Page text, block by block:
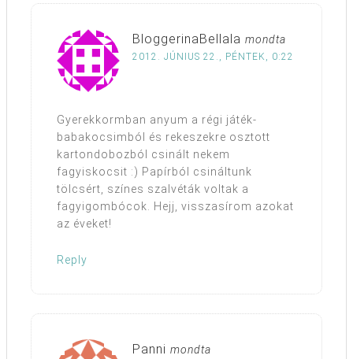
BloggerinaBellala mondta
2012. JÚNIUS 22., PÉNTEK, 0:22
Gyerekkormban anyum a régi játék-
babakocsimból és rekeszekre osztott
kartondobozból csinált nekem
fagyiskocsit :) Papírból csináltunk
tölcsért, színes szalvéták voltak a
fagyigombócok. Hejj, visszasírom azokat
az éveket!
Reply
Panni mondta